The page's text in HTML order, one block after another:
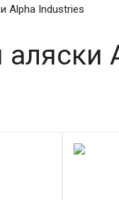
Alpha Industries
аляски